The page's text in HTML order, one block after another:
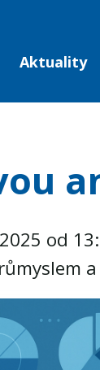
Aktuality
od